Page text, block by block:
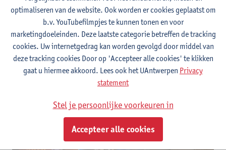
Wat kan je verwachten van de deelopleiding
optimaliseren van de website. Ook worden er cookies geplaatst om
b.v. YouTubefilmpjes te kunnen tonen en voor
marketingdoeleinden. Deze laatste categorie betreffen de tracking
cookies. Uw internetgedrag kan worden gevolgd door middel van
deze tracking cookies Door op 'Accepteer alle cookies' te klikken
gaat u hiermee akkoord. Lees ook het UAntwerpen Privacy
statement
Stel je persoonlijke voorkeuren in
Accepteer alle cookies